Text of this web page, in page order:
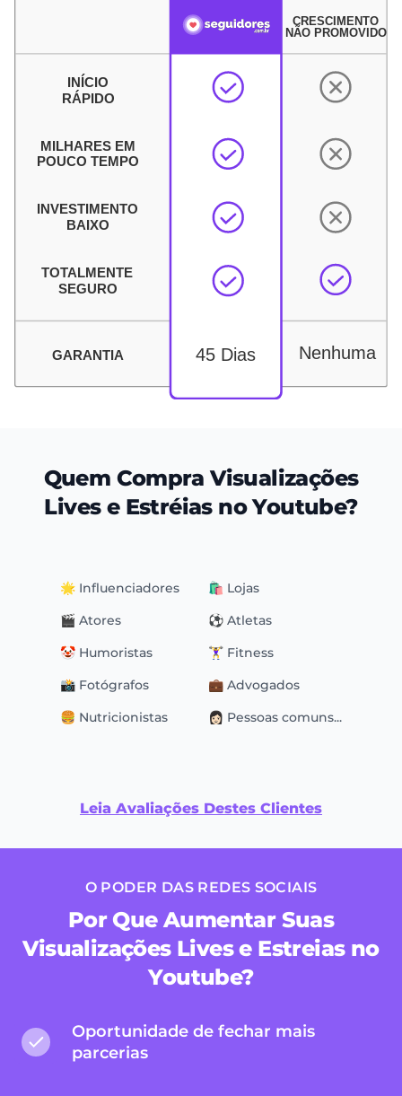
Quem Compra Visualizações
Lives e Estréias no Youtube?
🌟 Influenciadores
🛍 Lojas
🎬 Atores
⚽️ Atletas
🤡 Humoristas
🏋️‍♀️ Fitness
📸 Fotógrafos
💼 Advogados
🍔 Nutricionistas
👩🏻 Pessoas comuns...
Leia Avaliações Destes Clientes
O PODER DAS REDES SOCIAIS
Por Que Aumentar Suas
Visualizações Lives e Estreias no
Youtube?
Oportunidade de fechar mais
parcerias